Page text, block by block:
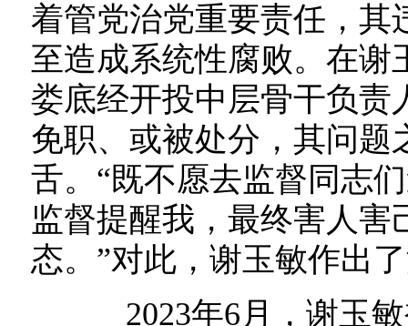
着管党治党重要责任，其
至造成系统性腐败。在谢
娄底经开投中层骨干负责
免职、或被处分，其问题
舌。“既不愿去监督同志
监督提醒我，最终害人
态。”对此，谢玉敏作出
2023年6月，谢玉敏